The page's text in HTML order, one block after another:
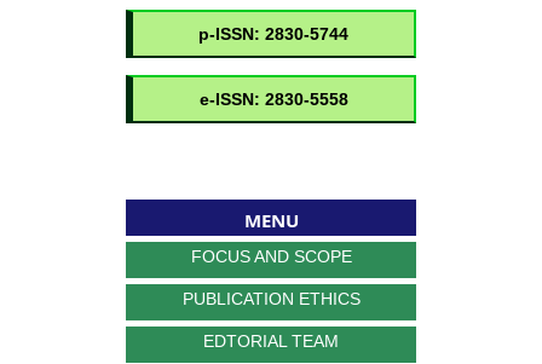
MENU
FOCUS AND SCOPE
PUBLICATION ETHICS
EDTORIAL TEAM